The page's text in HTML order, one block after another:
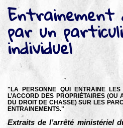
Je
Entrainement
par un
individuel
"LA PERSONNE QUI ENTRAINE
L’ACCORD DES PROPRIÉTAIRES (OU
DU DROIT DE CHASSE) SUR LES
ENTRAINEMENTS."
Extraits de l’arrêté ministériel